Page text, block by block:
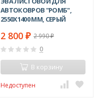
АВТОКОВРОВ "РОМБ",
2550Х1400 ММ, СЕРЫЙ
2 800 ₽ 2 990₽
0
В корзину
Недоступен